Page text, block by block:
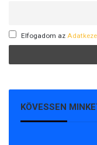
Elfogadom az
KÖVESSEN